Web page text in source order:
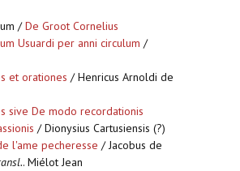
/De Groot Cornelius
Usuardi per anni circulum /
et orationes / Henricus Arnoldi de
sive De modo recordationis
/ Dionysius Cartusiensis (?)
l'ame pecheresse / Jacobus de
. Miélot Jean